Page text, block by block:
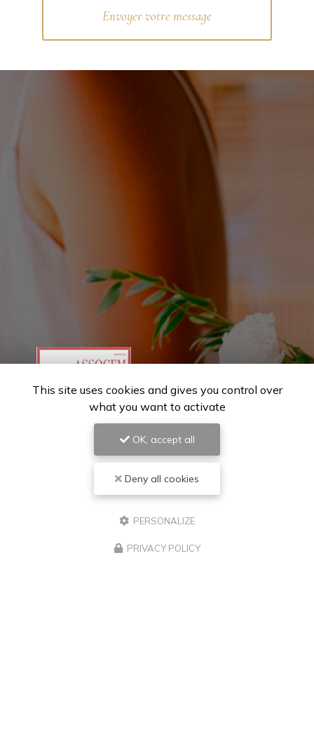
Envoyer votre message
This site uses cookies and gives you control over
what you want to activate
OK, accept all
Deny all cookies
PERSONALIZE
PRIVACY POLICY